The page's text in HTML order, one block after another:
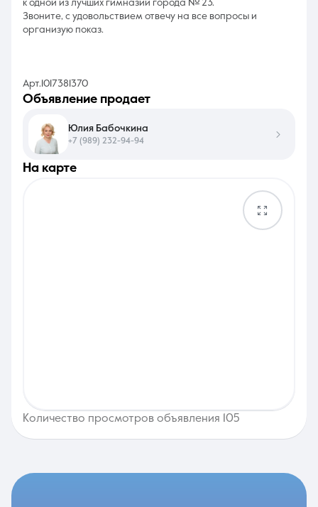
к одной из лучших гимназий города № 23.
Звоните, с удовольствием отвечу на все вопросы и
организую показ.
Арт.1017381370
на карте
Количество просмотров объявления 105
объявление продает
Юлия Бабочкина
+7 (989) 232-94-94